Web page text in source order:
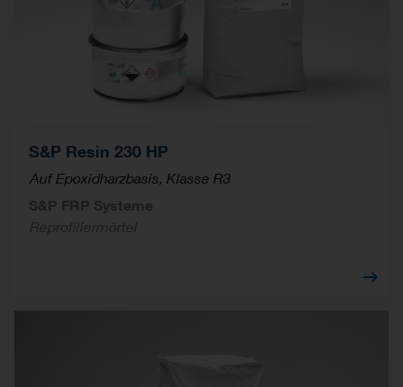
S&P Resin 230 HP
Auf Epoxidharzbasis, Klasse R3
S&P FRP Systeme
Reprofiliermörtel